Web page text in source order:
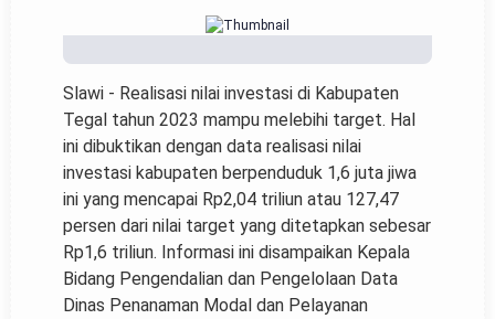
Slawi - Realisasi nilai investasi di Kabupaten
Tegal tahun 2023 mampu melebihi target. Hal
ini dibuktikan dengan data realisasi nilai
investasi kabupaten berpenduduk 1,6 juta jiwa
ini yang mencapai Rp2,04 triliun atau 127,47
persen dari nilai target yang ditetapkan sebesar
Rp1,6 triliun. Informasi ini disampaikan Kepala
Bidang Pengendalian dan Pengelolaan Data
Dinas Penanaman Modal dan Pelayanan